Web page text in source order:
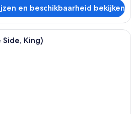
en beschikbaarheid bekijken
Een hotelkamer met een groot bed,
King)